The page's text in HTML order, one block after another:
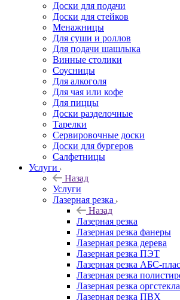
Доски для подачи
Доски для стейков
Менажницы
Для суши и роллов
Для подачи шашлыка
Винные столики
Соусницы
Для алкоголя
Для чая или кофе
Для пиццы
Доски разделочные
Тарелки
Сервировочные доски
Доски для бургеров
Салфетницы
Услуги
Назад
Услуги
Лазерная резка
Назад
Лазерная резка
Лазерная резка фанеры
Лазерная резка дерева
Лазерная резка ПЭТ
Лазерная резка АБС-
Лазерная резка
Лазерная резка оргстекла
Лазерная резка ПВХ